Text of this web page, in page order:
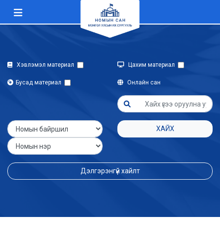
Хэвлэмэл материал Цахим материал
Бусад материал Онлайн сан
ХАЙХ
Дэлгэрэнгүй хайлт